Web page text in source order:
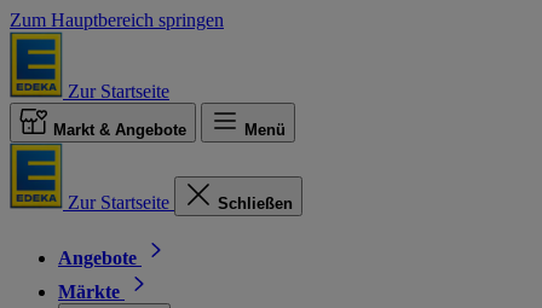
Zum Hauptbereich springen
Zur Startseite
Markt & Angebote Menü
Zur Startseite Schließen
Angebote
Märkte